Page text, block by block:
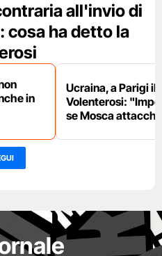
all'invio di
cosa ha detto la
in
Ucraina, a Parigi il
Volenterosi:
se Mosca